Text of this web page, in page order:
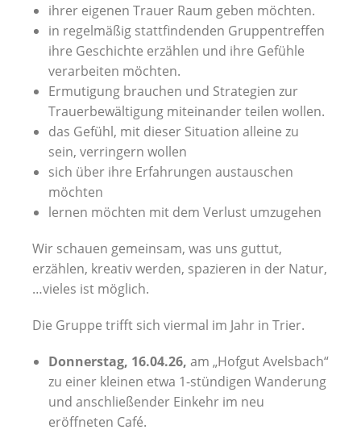
ihrer eigenen Trauer Raum geben möchten.
in regelmäßig stattfindenden Gruppentreffen
ihre Geschichte erzählen und ihre Gefühle
verarbeiten möchten.
Ermutigung brauchen und Strategien zur
Trauerbewältigung miteinander teilen wollen.
das Gefühl, mit dieser Situation alleine zu
sein, verringern wollen
sich über ihre Erfahrungen austauschen
möchten
lernen möchten mit dem Verlust umzugehen
Wir schauen gemeinsam, was uns guttut,
erzählen, kreativ werden, spazieren in der Natur,
…vieles ist möglich.
Die Gruppe trifft sich viermal im Jahr in Trier.
Donnerstag, 16.04.26, am „Hofgut Avelsbach“
zu einer kleinen etwa 1-stündigen Wanderung
und anschließender Einkehr im neu
eröffneten Café.